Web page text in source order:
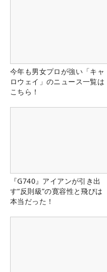
今年も男女プロが強い「キャ
ロウェイ」のニュース一覧は
こちら！
『G740』アイアンが引き出
す“反則級”の寛容性と飛びは
本当だった！